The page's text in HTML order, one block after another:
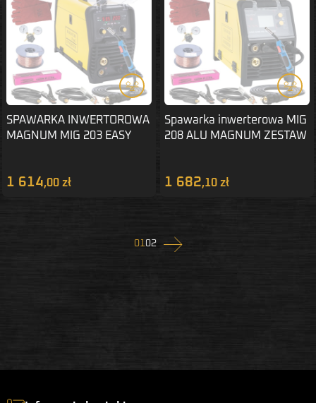
SPAWARKA INWERTOROWA
MAGNUM MIG 203 EASY
1 614,00 zł
Spawarka inwerterowa MIG
208 ALU MAGNUM ZESTAW
1 682,10 zł
0102 Następny